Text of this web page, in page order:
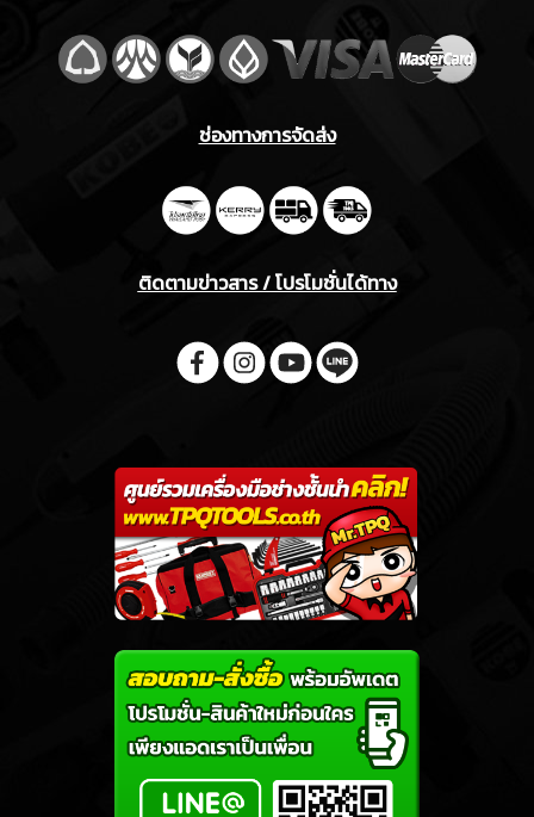
ช่องทางการจัดส่ง
ติดตามข่าวสาร / โปรโมชั่นได้ทาง